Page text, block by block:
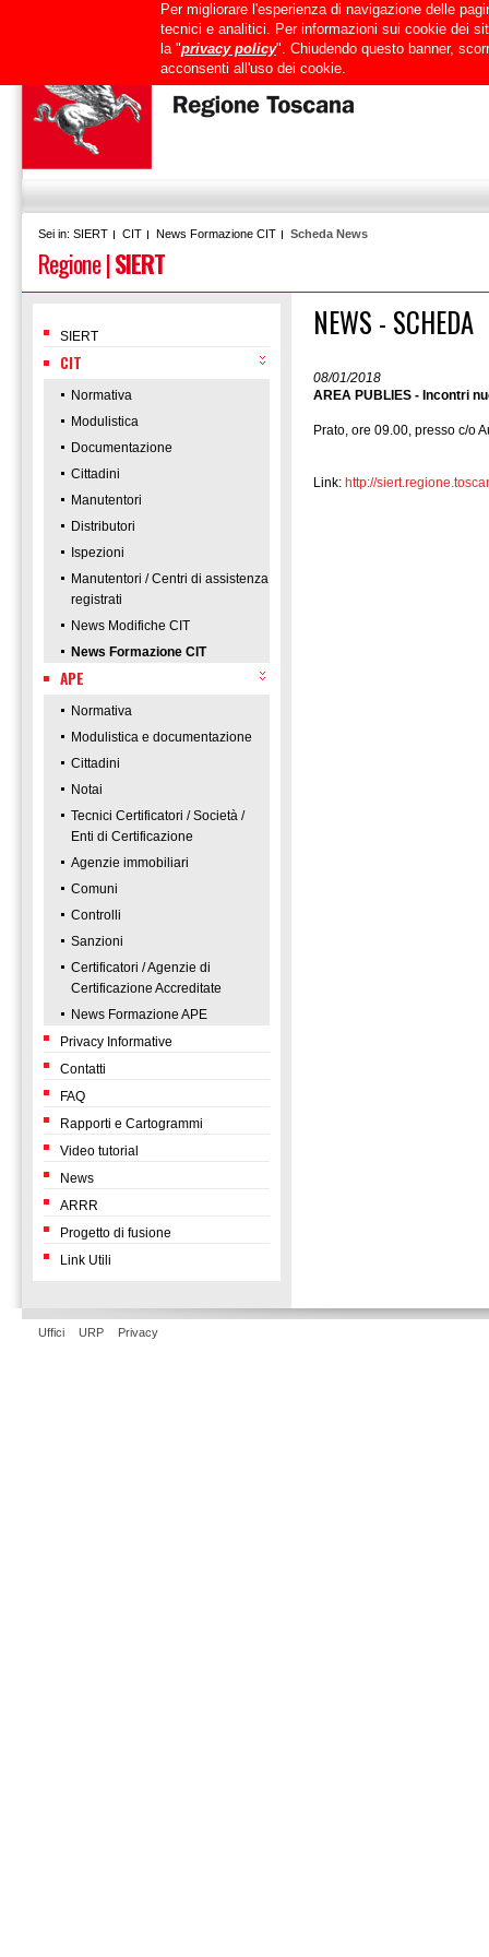
Mappa del sito RTRT Intranet
Sei in: SIERT CIT News Formazione CIT Scheda News
Regione|SIERT
SIERT
CIT
Normativa
Modulistica
Documentazione
Cittadini
Manutentori
Distributori
Ispezioni
Manutentori / Centri di assistenza
registrati
News Modifiche CIT
News Formazione CIT
APE
Normativa
Modulistica e documentazione
Cittadini
Notai
Tecnici Certificatori / Società /
Enti di Certificazione
Agenzie immobiliari
Comuni
Controlli
Sanzioni
Certificatori / Agenzie di
Certificazione Accreditate
News Formazione APE
Privacy Informative
Contatti
FAQ
Rapporti e Cartogrammi
Video tutorial
News
ARRR
Progetto di fusione
Link Utili
NEWS - SCHEDA
08/01/2018
AREA PUBLIES - Incontri
Prato, ore 09.00, presso c/o
Link: http://
Uffici URP Privacy
Per migliorare l'esperienza di navigazione delle
tecnici e analitici. Per informazioni sui cookie dei
la "privacy policy". Chiudendo questo banner,
acconsenti all'uso dei cookie.